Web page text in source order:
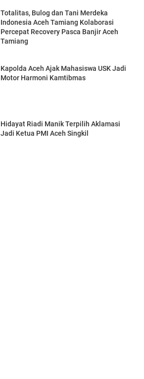
Totalitas, Bulog dan Tani Merdeka
Indonesia Aceh Tamiang Kolaborasi
Percepat Recovery Pasca Banjir Aceh
Tamiang
Kapolda Aceh Ajak Mahasiswa USK Jadi
Motor Harmoni Kamtibmas
Hidayat Riadi Manik Terpilih Aklamasi
Jadi Ketua PMI Aceh Singkil